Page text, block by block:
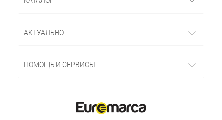
АКТУАЛЬНО
ПОМОЩЬ И СЕРВИСЫ